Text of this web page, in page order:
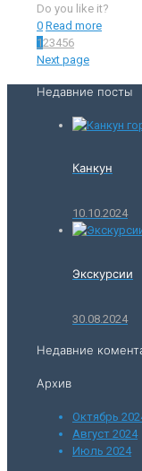
Do you like it?
0 Read more
123456
Next page
Недавние посты
Канкун
10.10.2024
Экскурсии
30.08.2024
Недавние
Архив
Октябрь
Август 2024
Июль 2024